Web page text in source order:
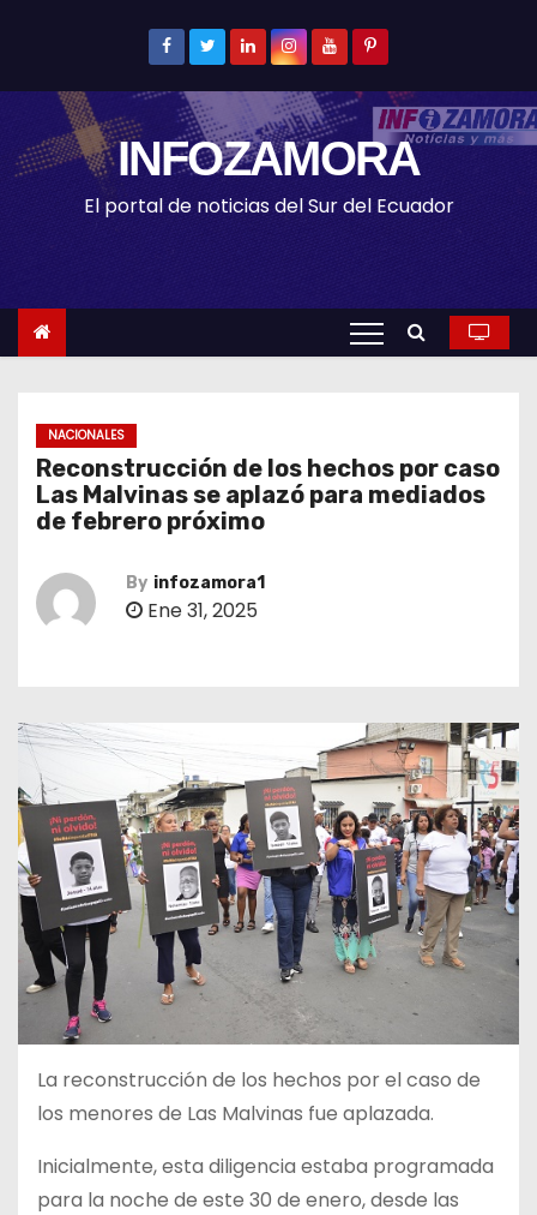
t
e
INFOZAMORA
El portal de noticias del Sur del Ecuador
NACIONALES
Reconstrucción de los hechos por caso
Las Malvinas se aplazó para mediados
de febrero próximo
By infozamora1
Ene 31, 2025
La reconstrucción de los hechos por el caso de
los menores de Las Malvinas fue aplazada.
Inicialmente, esta diligencia estaba programada
para la noche de este 30 de enero, desde las